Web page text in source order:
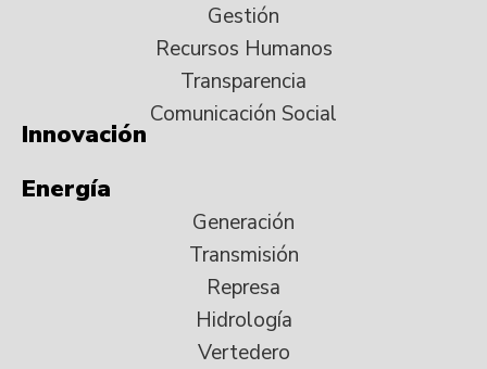
Gestión
Recursos Humanos
Transparencia
Comunicación Social
Innovación
Energía
Generación
Transmisión
Represa
Hidrología
Vertedero